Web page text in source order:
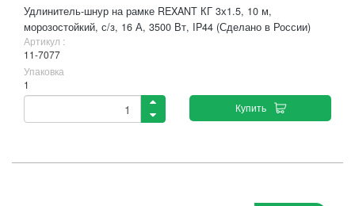
Удлинитель-шнур на рамке REXANT КГ 3х1.5, 10 м,
морозостойкий, с/з, 16 А, 3500 Вт, IP44 (Сделано в России)
Артикул :
11-7077
Упаковка
1
Купить